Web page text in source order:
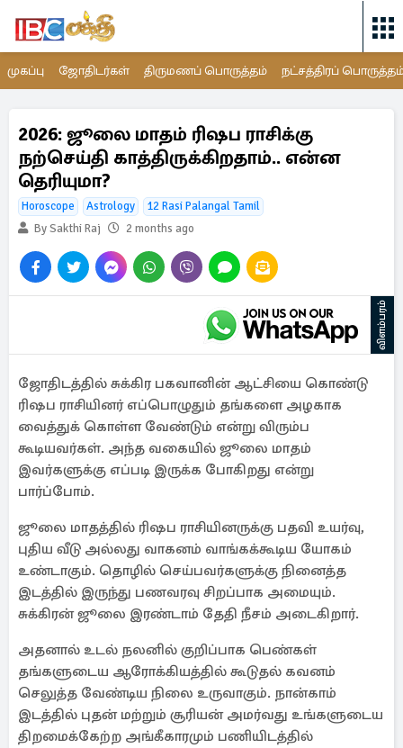
முகப்பு ஜோதிடர்கள் திருமணப் பொருத்தம் நட்சத்திரப்
2026: ஜூலை மாதம் ரிஷப ராசிக்கு
நற்செய்தி காத்திருக்கிறதாம்.. என்ன
தெரியுமா?
Horoscope Astrology
12 Rasi Palangal Tamil
By Sakthi Raj
2 months ago
விளம்பரம்
ஜோதிடத்தில் சுக்கிர பகவானின் ஆட்சியை கொண்டு
ரிஷப ராசியினர் எப்பொழுதும் தங்களை அழகாக
வைத்துக் கொள்ள வேண்டும் என்று விரும்ப
கூடியவர்கள். அந்த வகையில் ஜூலை மாதம்
இவர்களுக்கு எப்படி இருக்க போகிறது என்று
பார்ப்போம்.
ஜூலை மாதத்தில் ரிஷப ராசியினருக்கு பதவி உயர்வு,
புதிய வீடு அல்லது வாகனம் வாங்கக்கூடிய யோகம்
உண்டாகும். தொழில் செய்பவர்களுக்கு நினைத்த
இடத்தில் இருந்து பணவரவு சிறப்பாக அமையும்.
சுக்கிரன் ஜூலை இரண்டாம் தேதி நீசம் அடைகிறார்.
அதனால் உடல் நலனில் குறிப்பாக பெண்கள்
தங்களுடைய ஆரோக்கியத்தில் கூடுதல் கவனம்
செலுத்த வேண்டிய நிலை உருவாகும். நான்காம்
இடத்தில் புதன் மற்றும் சூரியன் அமர்வது உங்களுடைய
திறமைக்கேற்ற அங்கீகாரமும் பணியிடத்தில்